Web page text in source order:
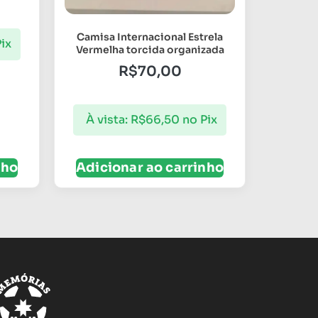
Camisa Internacional Estrela
Vermelha torcida organizada
R$70,00
À vista: R$66,50 no Pix
Adicionar ao carrinho